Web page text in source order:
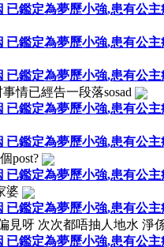
已鑑定為夢歷小強,患有公
已鑑定為夢歷小強,患有公
已鑑定為夢歷小強,患有公
情已經告一段落sosad
已鑑定為夢歷小強,患有公
已鑑定為夢歷小強,患有公
post?
已鑑定為夢歷小強,患有公
婆
已鑑定為夢歷小強,患有公
見呀 次次都唔抽人地水 淨
已鑑定為夢歷小強,患有公